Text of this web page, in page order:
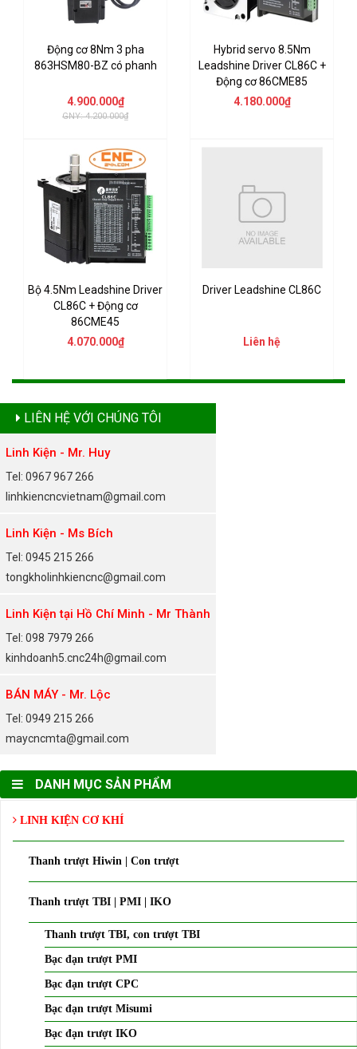
Động cơ 8Nm 3 pha
863HSM80-BZ có phanh
4.900.000₫
GNY: 4.200.000₫
Hybrid servo 8.5Nm
Leadshine Driver CL86C +
Động cơ 86CME85
4.180.000₫
Bộ 4.5Nm Leadshine Driver
CL86C + Động cơ
86CME45
4.070.000₫
Driver Leadshine CL86C
Liên hệ
LIÊN HỆ VỚI CHÚNG TÔI
Linh Kiện - Mr. Huy
Tel: 0967 967 266
linhkiencncvietnam@gmail.com
Linh Kiện - Ms Bích
Tel: 0945 215 266
tongkholinhkiencnc@gmail.com
Linh Kiện tại Hồ Chí Minh - Mr Thành
Tel: 098 7979 266
kinhdoanh5.cnc24h@gmail.com
BÁN MÁY - Mr. Lộc
Tel: 0949 215 266
maycncmta@gmail.com
DANH MỤC SẢN PHẨM
LINH KIỆN CƠ KHÍ
Thanh trượt Hiwin | Con trượt
Thanh trượt TBI | PMI | IKO
Thanh trượt TBI, con trượt TBI
Bạc đạn trượt PMI
Bạc đạn trượt CPC
Bạc đạn trượt Misumi
Bạc đạn trượt IKO